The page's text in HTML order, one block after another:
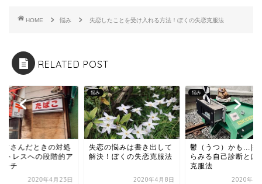
HOME 悩み 失恋したことを受け入れる方法！ぼくの失恋克服法
RELATED POST
すさんだときの対処
トレスへの段階的ア
ーチ
2020年4月23日
悩み
失恋の悩みは書き出して
解決！ぼくの失恋克服法
2020年4月8日
悩み
鬱（うつ）かも...|症
らみる自己診断とぼ
克服法
2020年4